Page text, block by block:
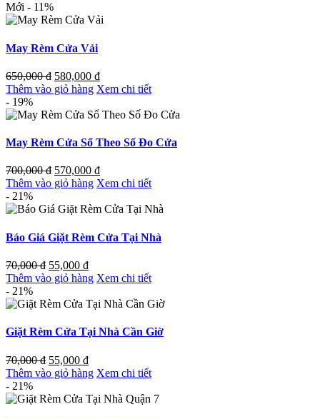
Mới - 11%
May Rèm Cửa Vải
650,000đ 580,000 đ
Thêm vào giỏ hàng Xem chi tiết
- 19%
May Rèm Cửa Sổ Theo Số Đo Cửa
700,000đ 570,000 đ
Thêm vào giỏ hàng Xem chi tiết
- 21%
Báo Giá Giặt Rèm Cửa Tại Nhà
70,000đ 55,000 đ
Thêm vào giỏ hàng Xem chi tiết
- 21%
Giặt Rèm Cửa Tại Nhà Cần Giờ
70,000đ 55,000 đ
Thêm vào giỏ hàng Xem chi tiết
- 21%